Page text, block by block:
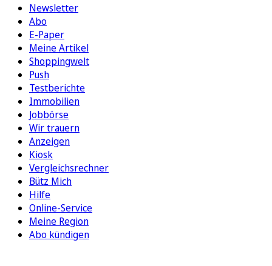
Newsletter
Abo
E-Paper
Meine Artikel
Shoppingwelt
Push
Testberichte
Immobilien
Jobbörse
Wir trauern
Anzeigen
Kiosk
Vergleichsrechner
Bütz Mich
Hilfe
Online-Service
Meine Region
Abo kündigen